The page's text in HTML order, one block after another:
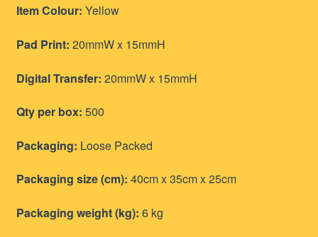
Item Colour: Yellow
Pad Print: 20mmW x 15mmH
Digital Transfer: 20mmW x 15mmH
Qty per box: 500
Packaging: Loose Packed
Packaging size (cm): 40cm x 35cm x 25cm
Packaging weight (kg): 6 kg